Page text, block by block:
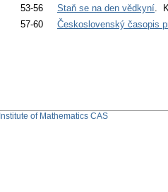
53-56
Staň se na den vědkyní.
57-60
Československý časopis
Institute of Mathematics CAS